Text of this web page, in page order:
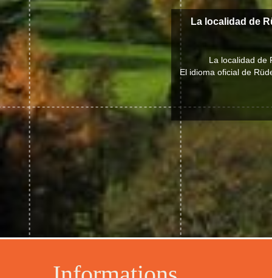
La localidad de
La localidad de
El idioma oficial de